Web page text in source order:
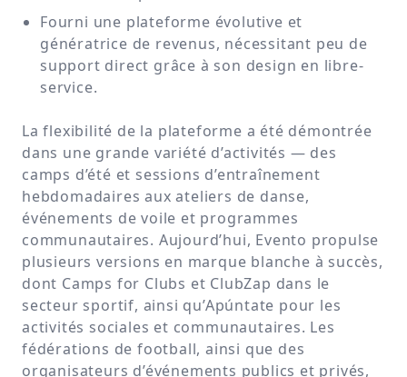
Fourni une plateforme évolutive et
génératrice de revenus, nécessitant peu de
support direct grâce à son design en libre-
service.
La flexibilité de la plateforme a été démontrée
dans une grande variété d’activités — des
camps d’été et sessions d’entraînement
hebdomadaires aux ateliers de danse,
événements de voile et programmes
communautaires. Aujourd’hui, Evento propulse
plusieurs versions en marque blanche à succès,
dont Camps for Clubs et ClubZap dans le
secteur sportif, ainsi qu’Apúntate pour les
activités sociales et communautaires. Les
fédérations de football, ainsi que des
organisateurs d’événements publics et privés,